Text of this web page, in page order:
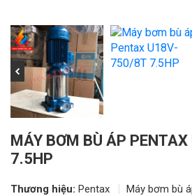
MÁY BƠM BÙ ÁP
7.5HP
Thương hiệu: Pentax
Máy bơm bù